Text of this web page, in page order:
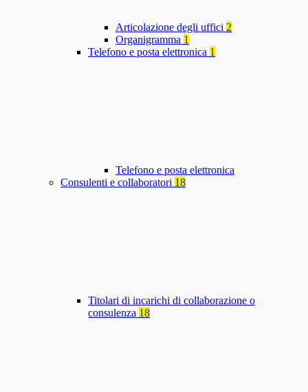
Articolazione degli uffici 2
Organigramma 1
Telefono e posta elettronica 1
Telefono e posta elettronica
Consulenti e collaboratori 18
Titolari di incarichi di collaborazione o
consulenza 18